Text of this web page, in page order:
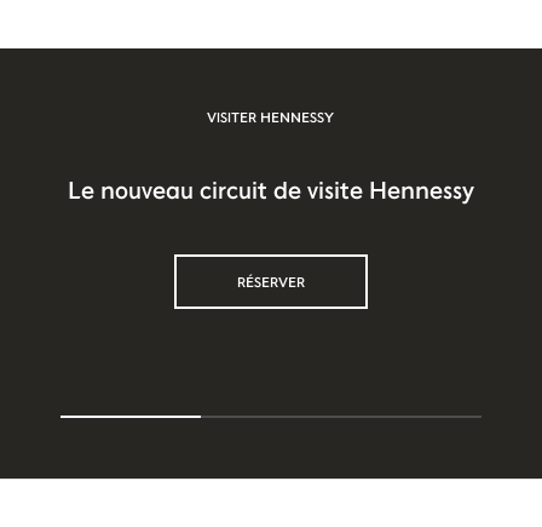
VISITER HENNESSY
Le nouveau circuit de visite Hennessy
RÉSERVER